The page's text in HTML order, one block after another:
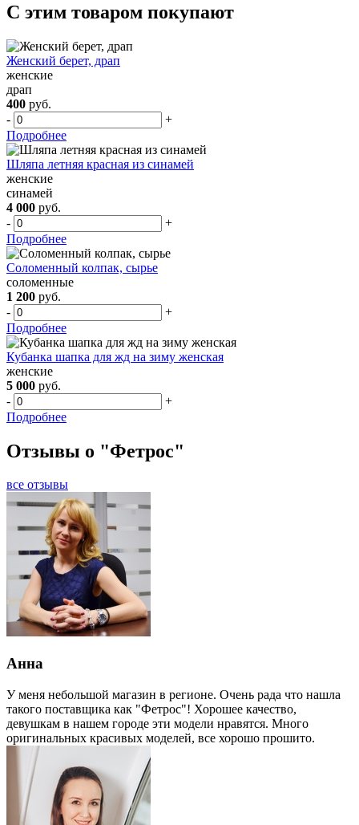
С этим товаром покупают
Женский берет, драп
женские
драп
400 руб.
-
+
Подробнее
Шляпа летняя красная из синамей
женские
синамей
4 000 руб.
-
+
Подробнее
Соломенный колпак, сырье
соломенные
1 200 руб.
-
+
Подробнее
Кубанка шапка для жд на зиму женская
женские
5 000 руб.
-
+
Подробнее
Отзывы о "Фетрос"
все отзывы
Анна
У меня небольшой магазин в регионе. Очень рада что нашла
такого поставщика как "Фетрос"! Хорошее качество,
девушкам в нашем городе эти модели нравятся. Много
оригинальных красивых моделей, все хорошо прошито.